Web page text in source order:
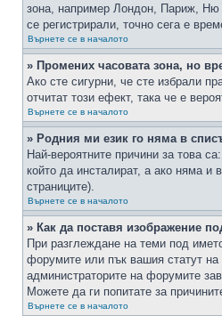
зона, например Лондон, Париж, Ню
се регистрирали, точно сега е
Върнете се в началото
» Промених часовата зона, но
Ако сте сигурни, че сте избрали
отчитат този ефект, така че е
Върнете се в началото
» Родния ми език го няма в
Най-вероятните причини за това
който да инсталират, а ако няма
страниците).
Върнете се в началото
» Как да поставя изображение
При разглеждане на теми под
форумите или пък вашия статут на
администраторите на форумите
Можете да ги попитате за
Върнете се в началото